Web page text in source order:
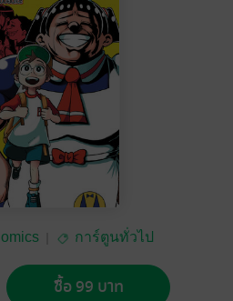
การ์ตูนทั่วไป
ซื้อ 99 บาท